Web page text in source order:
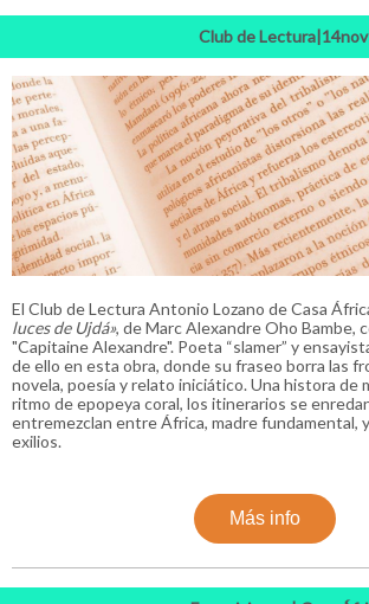
Club de
El Club de Lectura Antonio Lozano de Casa
luces de Ujdá», de Marc Alexandre Oho Bambe,
"Capitaine Alexandre". Poeta “slamer” y
de ello en esta obra, donde su fraseo borra las
novela, poesía y relato iniciático. Una histora de
ritmo de epopeya coral, los itinerarios se
entremezclan entre África, madre fundamental,
exilios.
Más info